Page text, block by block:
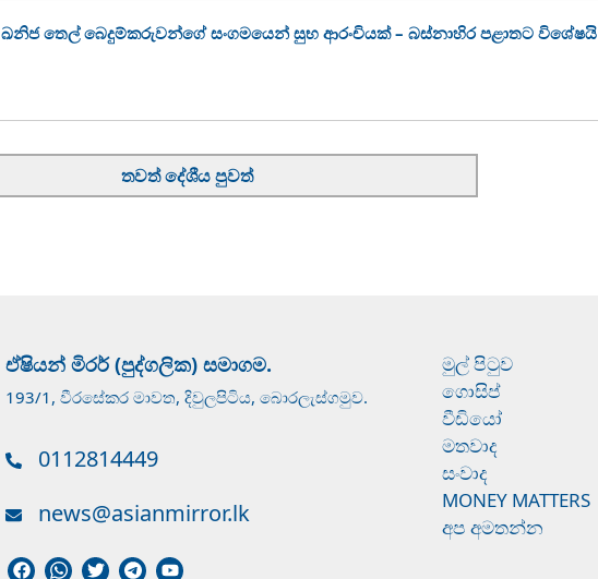
ඛනිජ තෙල් බෙදුම්කරුවන්ගේ සංගමයෙන් සුභ ආරංචියක් – බස්නාහිර පළාතට විශේෂයි
තවත් දේශීය පුවත්
ඒෂියන් මිරර් (පුද්ගලික) සමාගම.
193/1, වීරසේකර මාවත, දිවුලපිටිය, බොරලැස්ගමුව.
0112814449
news@asianmirror.lk
මුල් පිටුව
ගොසිප්
වීඩියෝ
මතවාද
සංවාද
MONEY MATTERS
අප අමතන්න